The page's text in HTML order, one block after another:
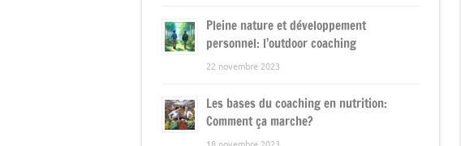
Pleine nature et développement
personnel: l’outdoor coaching
22 novembre 2023
Les bases du coaching en nutrition:
Comment ça marche?